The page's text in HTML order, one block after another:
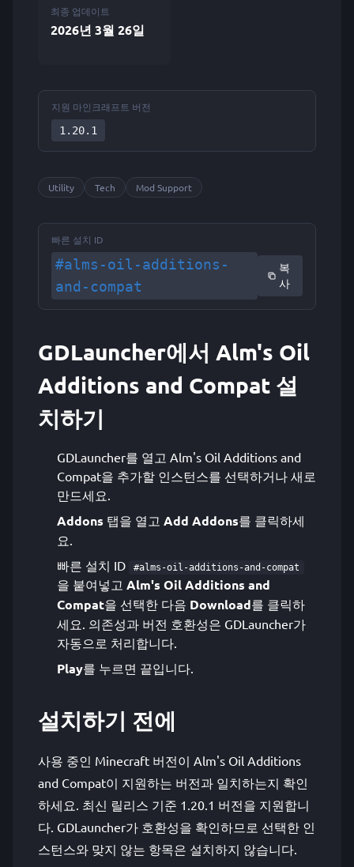
최종 업데이트
2026년 3월 26일
지원 마인크래프트 버전
1.20.1
Utility Tech Mod Support
빠른 설치 ID
#alms-oil-additions-
and-compat
복
사
GDLauncher에서 Alm's Oil
Additions and Compat 설
치하기
GDLauncher를 열고 Alm's Oil Additions and
Compat을 추가할 인스턴스를 선택하거나 새로
만드세요.
Addons 탭을 열고 Add Addons를 클릭하세
요.
빠른 설치 ID
#alms-oil-additions-and-compat
을 붙여넣고 Alm's Oil Additions and
Compat을 선택한 다음 Download를 클릭하
세요. 의존성과 버전 호환성은 GDLauncher가
자동으로 처리합니다.
Play를 누르면 끝입니다.
설치하기 전에
사용 중인 Minecraft 버전이 Alm's Oil Additions
and Compat이 지원하는 버전과 일치하는지 확인
하세요. 최신 릴리스 기준 1.20.1 버전을 지원합니
다. GDLauncher가 호환성을 확인하므로 선택한 인
스턴스와 맞지 않는 항목은 설치하지 않습니다.